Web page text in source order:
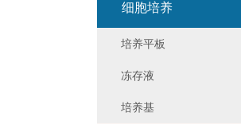
细胞培养
培养平板
冻存液
培养基